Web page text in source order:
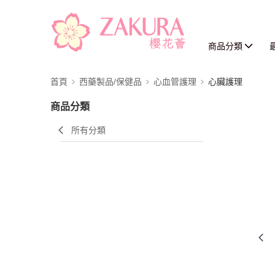
商品分類
首頁 西藥製品/保健品 心血管護理 心臟護理
商品分類
所有分類